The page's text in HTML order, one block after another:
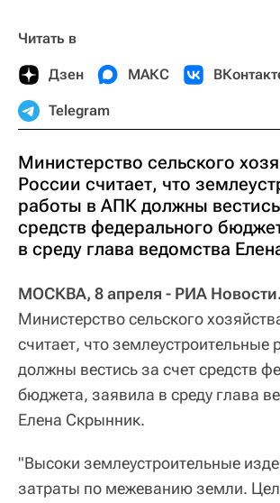
Читать в
Дзен МАКС
Telegram
Министерство сельского
России считает, что
работы в АПК должны
средств федерального
в среду глава ведомства
МОСКВА, 8 апреля - РИА
Министерство сельского
считает, что
должны вестись за счет средств
бюджета, заявила в среду глава
Елена Скрынник.
"Высоки землеустроительные
затраты по межеванию земли.